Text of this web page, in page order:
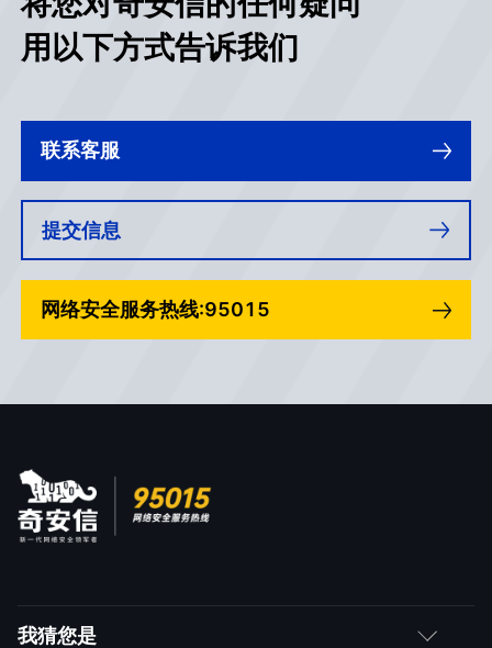
用以下方式告诉我们
联系客服
提交信息
网络安全服务热线:95015
我猜您是